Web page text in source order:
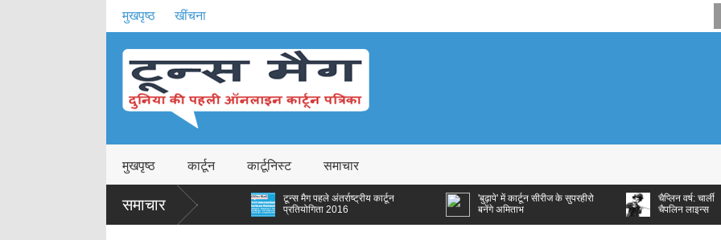
मुखपृष्ठ खींचना
मुखपृष्ठ कार्टून कार्टूनिस्ट समाचार
समाचार
टून्स मैग पहले अंतर्राष्ट्रीय कार्टून
प्रतियोगिता 2016
'बुढ़ापे' में कार्टून सीरीज के सुपरहीरो
चैप्लिन वर्ष: चार्ली